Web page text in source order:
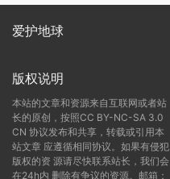
爱护地球
版权说明
本站的文章和资源来自互联网或者站
长的原创，按照CC BY-NC-SA 3.0
CN 协议发布和共享，转载或引用本
站文章 应遵循相同协议。如果有侵犯
版权的资 源请尽快联系站长，我们会
在24h内 删除有争议的资源。邮箱：